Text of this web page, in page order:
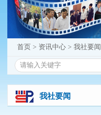
首页 > 资讯中心 > 我社要闻
我社要闻